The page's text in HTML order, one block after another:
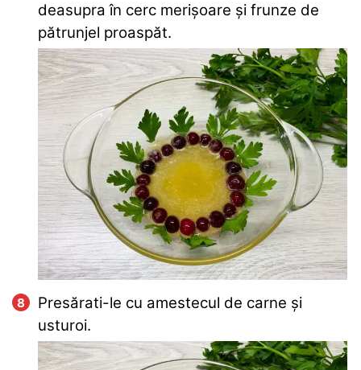
deasupra în cerc merișoare și frunze de
pătrunjel proaspăt.
Presărati-le cu amestecul de carne și
usturoi.